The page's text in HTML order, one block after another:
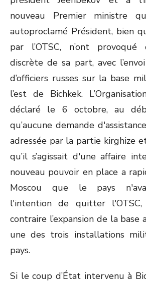
nouveau Premier ministre
autoproclamé Président, bien
par l’OTSC, n’ont provoqué
discrète de sa part, avec
d’officiers russes sur la base
l’est de Bichkek.
déclaré le 6 octobre, au
qu’aucune demande
adressée par la partie kirghize
qu’il s’agissait d'une affaire
nouveau pouvoir en place a
Moscou que le pays
l'intention de quitter l'OTSC,
contraire l’expansion de la base
une des trois installations
pays.
Si le coup d’État intervenu à